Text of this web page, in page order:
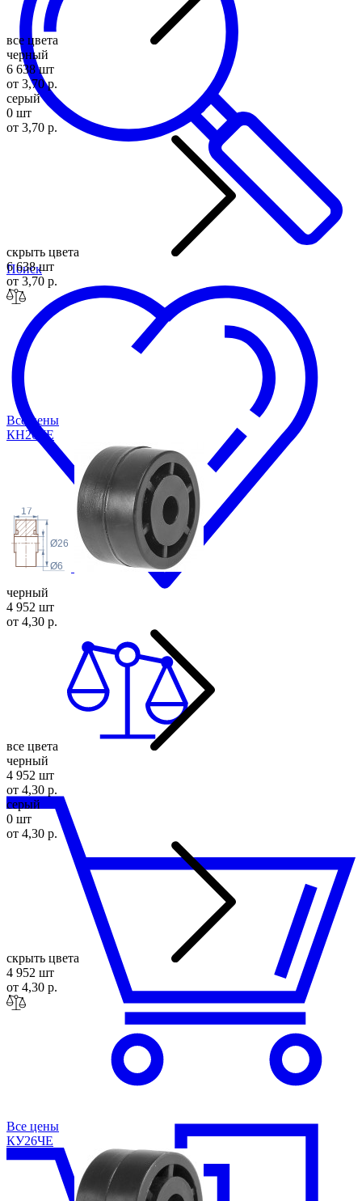
Поиск
все цвета
черный
6 638 шт
от 3,70 р.
серый
0 шт
от 3,70 р.
скрыть цвета
6 638 шт
от 3,70 р.
Все цены
КН26
ЧЕ
17
Ø26
Ø6
черный
4 952 шт
от 4,30 р.
все цвета
черный
4 952 шт
от 4,30 р.
серый
0 шт
от 4,30 р.
скрыть цвета
4 952 шт
от 4,30 р.
Все цены
КУ26ЧЕ